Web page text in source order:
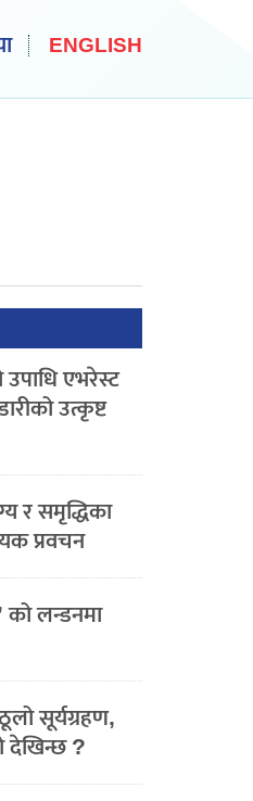
ENGLISH
उपाधि एभरेस्ट
उत्कृष्ट
र समृद्धिका
प्रवचन
को लन्डनमा
सूर्यग्रहण,
देखिन्छ ?